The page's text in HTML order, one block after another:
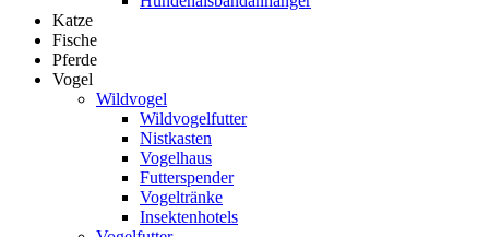
Katze
Fische
Pferde
Vogel
Wildvogel
Wildvogelfutter
Nistkasten
Vogelhaus
Futterspender
Vogeltränke
Insektenhotels